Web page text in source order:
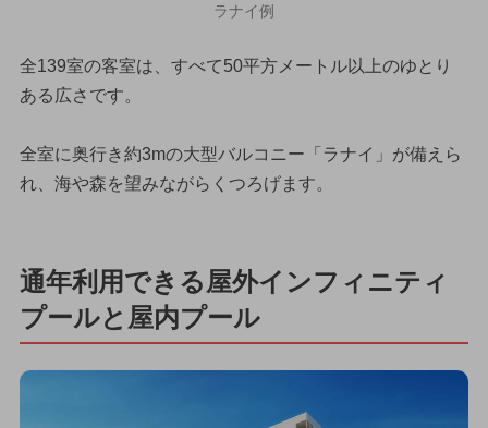
ラナイ例
全139室の客室は、すべて50平方メートル以上のゆとり
ある広さです。
全室に奥行き約3mの大型バルコニー「ラナイ」が備えら
れ、海や森を望みながらくつろげます。
通年利用できる屋外インフィニティ
プールと屋内プール